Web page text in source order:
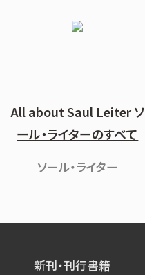
All about Saul Leiter ソ
ール・ライターのすべて
ソール・ライター
新刊・刊行書籍